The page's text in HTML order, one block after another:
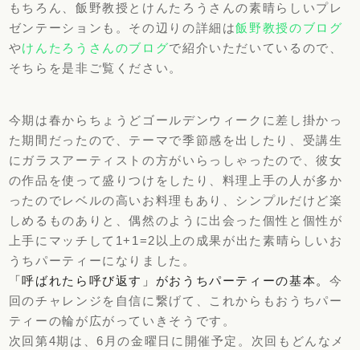
もちろん、飯野教授とけんたろうさんの素晴らしいプレ
ゼンテーションも。その辺りの詳細は飯野教授のブログ
やけんたろうさんのブログで紹介いただいているので、
そちらを是非ご覧ください。
今期は春からちょうどゴールデンウィークに差し掛かっ
た期間だったので、テーマで季節感を出したり、受講生
にガラスアーティストの方がいらっしゃったので、彼女
の作品を使って盛りつけをしたり、料理上手の人が多か
ったのでレベルの高いお料理もあり、シンプルだけど楽
しめるものありと、偶然のように出会った個性と個性が
上手にマッチして1+1=2以上の成果が出た素晴らしいお
うちパーティーになりました。
「呼ばれたら呼び返す」がおうちパーティーの基本。 今
回のチャレンジを自信に繋げて、これからもおうちパー
ティーの輪が広がっていきそうです。
次回第4期は、6月の金曜日に開催予定。次回もどんなメ